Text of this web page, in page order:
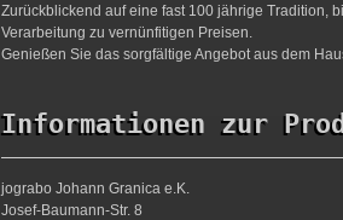
Zurückblickend auf eine fast 100 jährige Tradition,
Verarbeitung zu vernünfitigen Preisen.
Genießen Sie das sorgfältige Angebot aus dem
Informationen zur
jograbo Johann Granica e.K.
Josef-Baumann-Str. 8